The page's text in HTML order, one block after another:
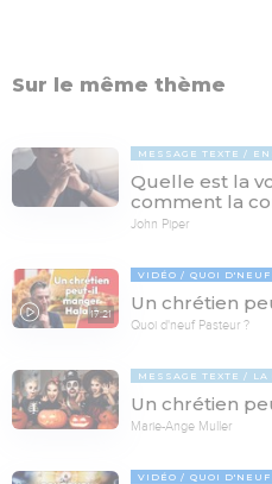
Sur le même thème
MESSAGE TEXTE
Quelle est la
comment la
John Piper
17:21
VIDÉO QUOI
Un chrétien
Quoi d'neuf Pasteur ?
MESSAGE TEXTE LA
Un chrétien
Marie-Ange Muller
VIDÉO QUOI